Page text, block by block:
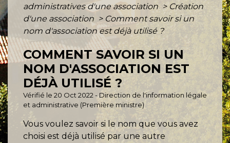
administratives d'une association > Création
d'une association > Comment savoir si un
nom d'association est déjà utilisé ?
COMMENT SAVOIR SI UN
NOM D'ASSOCIATION EST
DÉJÀ UTILISÉ ?
Vérifié le 20 Oct 2022 - Direction de l'information légale
et administrative (Première ministre)
Vous voulez savoir si le nom que vous avez
choisi est déjà utilisé par une autre